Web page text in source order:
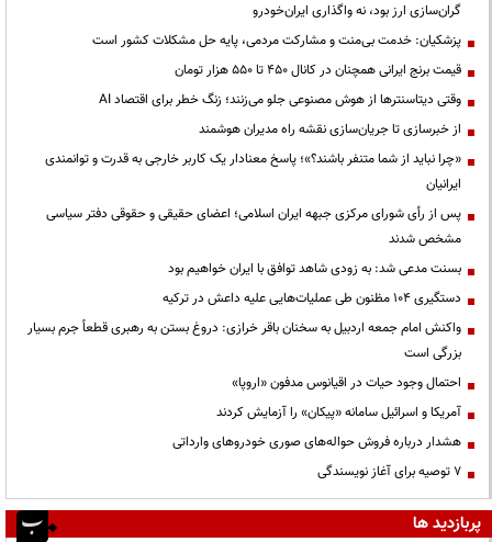
گران‌سازی ارز بود، نه واگذاری ایران‌خودرو
پزشکیان: خدمت بی‌منت و مشارکت مردمی، پایه حل مشکلات کشور است
قیمت‌ برنج ایرانی همچنان در کانال ۴۵۰ تا ۵۵۰ هزار تومان
وقتی دیتاسنترها از هوش مصنوعی جلو می‌زنند؛ زنگ خطر برای اقتصاد AI
از خبرسازی تا جریان‌سازی نقشه راه مدیران هوشمند
«چرا نباید از شما متنفر باشند؟»؛ پاسخ معنادار یک کاربر خارجی به قدرت و توانمندی
ایرانیان
پس از رأی شورای مرکزی جبهه ایران اسلامی؛ اعضای حقیقی و حقوقی دفتر سیاسی
مشخص شدند
بسنت مدعی شد: به زودی شاهد توافق با ایران خواهیم بود
دستگیری ۱۰۴ مظنون طی عملیات‌هایی علیه داعش در ترکیه
واکنش امام جمعه اردبیل به سخنان باقر خرازی: دروغ بستن به رهبری قطعاً جرم بسیار
بزرگی است
احتمال وجود حیات در اقیانوس مدفون «اروپا»
آمریکا و اسرائیل سامانه «پیکان» را آزمایش کردند
هشدار درباره فروش حواله‌های صوری خودروهای وارداتی
۷ توصیه برای آغاز نویسندگی
پربازدید ها